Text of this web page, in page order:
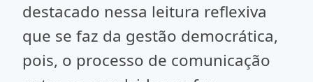
destacado nessa leitura reflexiva
que se faz da gestão democrática,
pois, o processo de comunicação